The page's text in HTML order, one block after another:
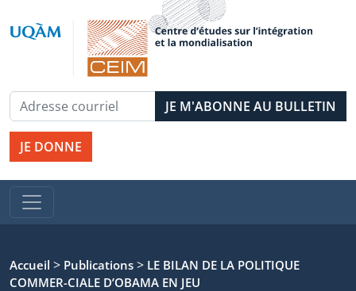
JE DONNE
Accueil > Publications > LE BILAN DE LA POLITIQUE
COMMER-CIALE D’OBAMA EN JEU